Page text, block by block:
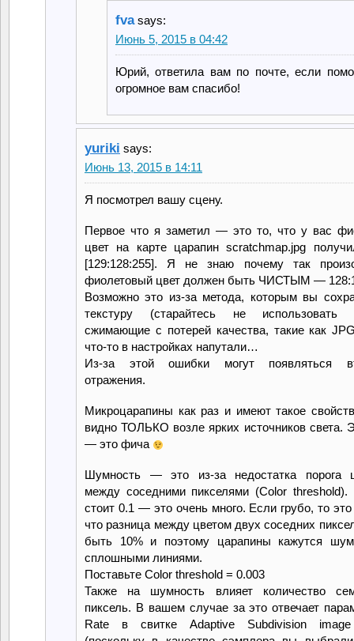
fva says:
Июнь 5, 2015 в 04:42
Юрий, ответила вам по почте, если
огромное вам спасибо!
yuriki says:
Июнь 13, 2015 в 14:11
Я посмотрел вашу сцену.
Первое что я заметил — это то, что у вас
цвет на карте царапин scratchmap.jpg
[129:128:255]. Я не знаю почему так
фиолетовый цвет должен быть ЧИСТЫМ —
Возможно это из-за метода, которым вы
текстуру (старайтесь не использовать
сжимающие с потерей качества, такие как
что-то в настройках напутали…
Из-за этой ошибки могут появляться
отражения.
Микроцарапины как раз и имеют такое
видно ТОЛЬКО возле ярких источников света.
— это фича
Шумность — это из-за недостатка порога
между соседними пикселями (Color
стоит 0.1 — это очень много. Если грубо, то это
что разница между цветом двух соседних
быть 10% и поэтому царапины кажутся
сплошными линиями.
Поставьте Color threshold = 0.003
Также на шумность влияет количество
пиксель. В вашем случае за это отвечает
Rate в свитке Adaptive Subdivision